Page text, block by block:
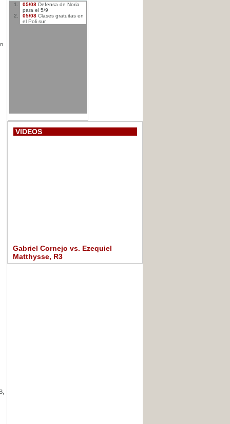
05/08 Defensa de Noria
para el 5/9
05/08 Clases gratuitas en
el Poli sur
VIDEOS
Gabriel Cornejo vs. Ezequiel
Matthysse, R3